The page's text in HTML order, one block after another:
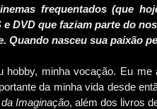
frequentados (que
DVD que faziam parte do
Quando nasceu sua paixão
hobby, minha vocação. Eu
da minha vida desde
Imaginação, além dos livros